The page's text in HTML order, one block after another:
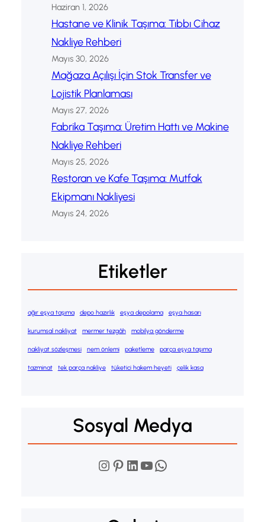
Haziran 1, 2026
Hastane ve Klinik Taşıma: Tıbbı Cihaz
Nakliye Rehberi
Mayıs 30, 2026
Mağaza Açılışı İçin Stok Transfer ve
Lojistik Planlaması
Mayıs 27, 2026
Fabrika Taşıma: Üretim Hattı ve Makine
Nakliye Rehberi
Mayıs 25, 2026
Restoran ve Kafe Taşıma: Mutfak
Ekipmanı Nakliyesi
Mayıs 24, 2026
Etiketler
ağır eşya taşıma depo hazırlık eşya depolama eşya hasarı
kurumsal nakliyat mermer tezgâh mobilya gönderme
nakliyat sözleşmesi nem önlemi paketleme parça eşya taşıma
tazminat tek parça nakliye tüketici hakem heyeti çelik kasa
Sosyal Medya
Instagram Pinterest LinkedIn YouTube WhatsApp